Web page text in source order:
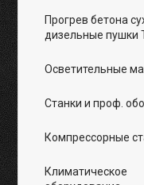
Прогрев бетона
дизельные пушки
Осветительные
Станки и проф.
Компрессорные
Климатическое